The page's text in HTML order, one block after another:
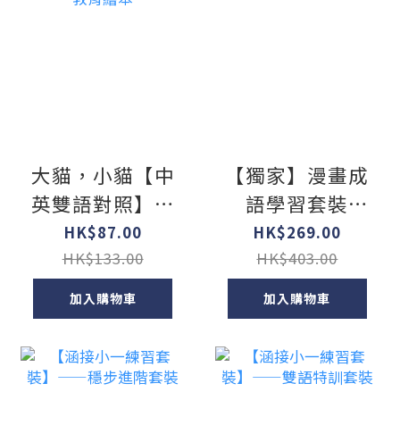
大貓，小貓【中
英雙語對照】：
凱迪克榮譽獎作
品，最動人的生
命教育繪本
HK$87.00
HK$133.00
加入購物車
【獨家】漫畫成
語學習套裝
（一）
HK$269.00
HK$403.00
加入購物車